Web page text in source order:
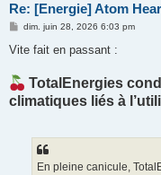
Re: [Energie] Atom
M
s
g
e
dim. juin 28, 2026 6:03 pm
Vite fait en passant :
TotalEnergies
climatiques liés à
En pleine canicule,